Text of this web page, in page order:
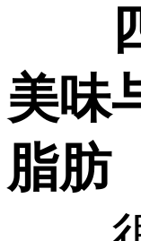
美味
脂肪